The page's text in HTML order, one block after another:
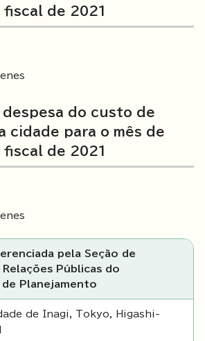
fiscal de 2021
do custo de
cidade para o mês de
de 2021
pela Seção de
Públicas do
Planejamento
de Inagi, Tokyo, Higashi-